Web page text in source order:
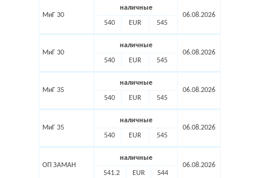
МиГ 30
наличные
540 EUR 545
06.08.2026
МиГ 30
наличные
540 EUR 545
06.08.2026
МиГ 35
наличные
540 EUR 545
06.08.2026
МиГ 35
наличные
540 EUR 545
06.08.2026
ОП ЗАМАН
наличные
541.2 EUR 544
06.08.2026